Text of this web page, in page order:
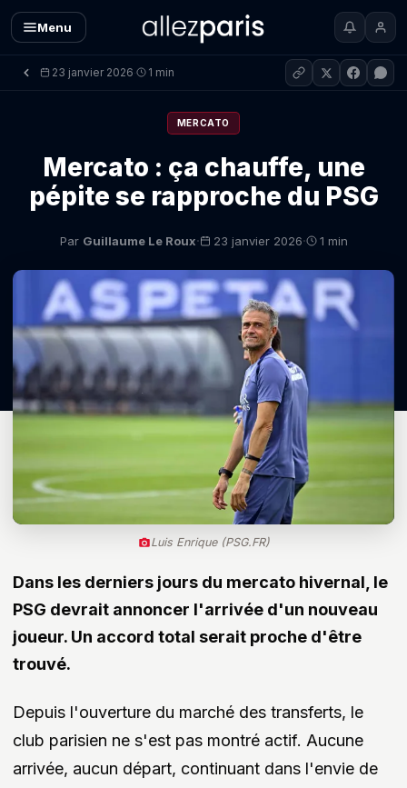
Menu
23 janvier 2026· 1 min
MERCATO
Mercato : ça chauffe, une
pépite se rapproche du PSG
Par Guillaume Le Roux· 23 janvier 2026· 1 min
Luis Enrique (PSG.FR)
Dans les derniers jours du mercato hivernal, le
PSG devrait annoncer l'arrivée d'un nouveau
joueur. Un accord total serait proche d'être
trouvé.
Depuis l'ouverture du marché des transferts, le
club parisien ne s'est pas montré actif. Aucune
arrivée, aucun départ, continuant dans l'envie de